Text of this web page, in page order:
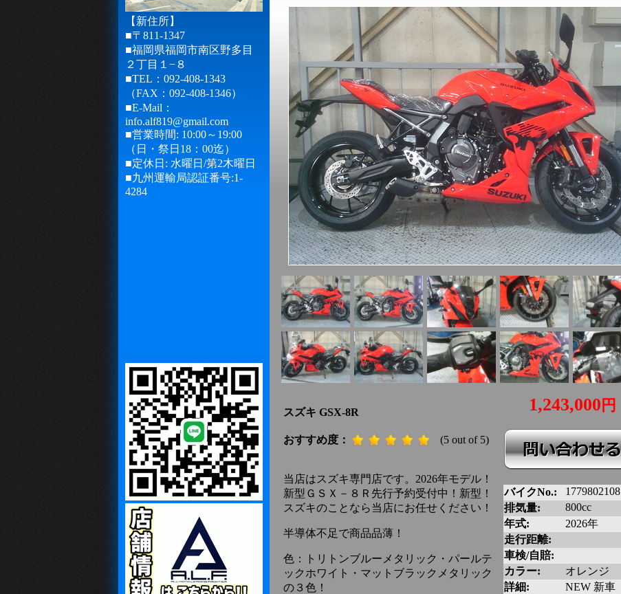
【新住所】
■〒811-1347
■福岡県福岡市南区野多目
２丁目１−８
■TEL：092-408-1343
（FAX：092-408-1346）
■E-Mail：
info.alf819@gmail.com
■営業時間: 10:00～19:00
（日・祭日18：00迄）
■定休日: 水曜日/第2木曜日
■九州運輸局認証番号:1-
4284
スズキ GSX-8R
おすすめ度： (5 out of 5)
当店はスズキ専門店です。2026年モデル！
新型ＧＳＸ－８Ｒ先行予約受付中！新型！
スズキのことなら当店にお任せください！
半導体不足で商品品薄！
色：トリトンブルーメタリック・パールテ
ックホワイト・マットブラックメタリック
の３色！
1,243,000 円
バイクNo.:
1779802108
排気量:
800cc
年式:
2026年
走行距離:
車検/自賠:
カラー:
オレンジ
詳細:
NEW 新車